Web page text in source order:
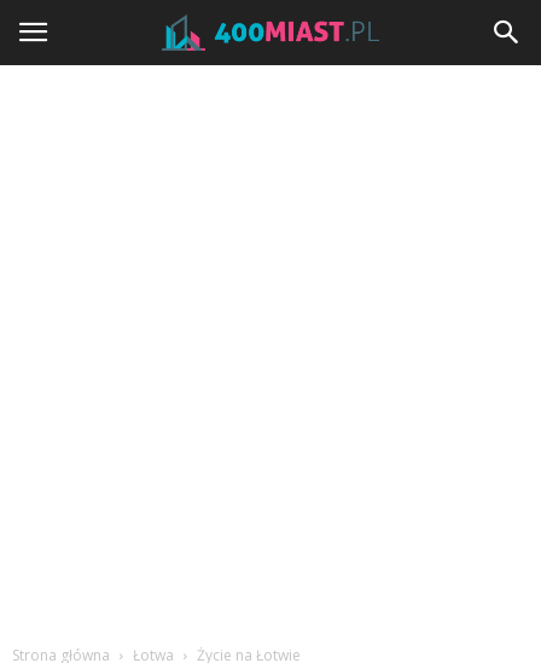
Strona główna Łotwa Życie na Łotwie